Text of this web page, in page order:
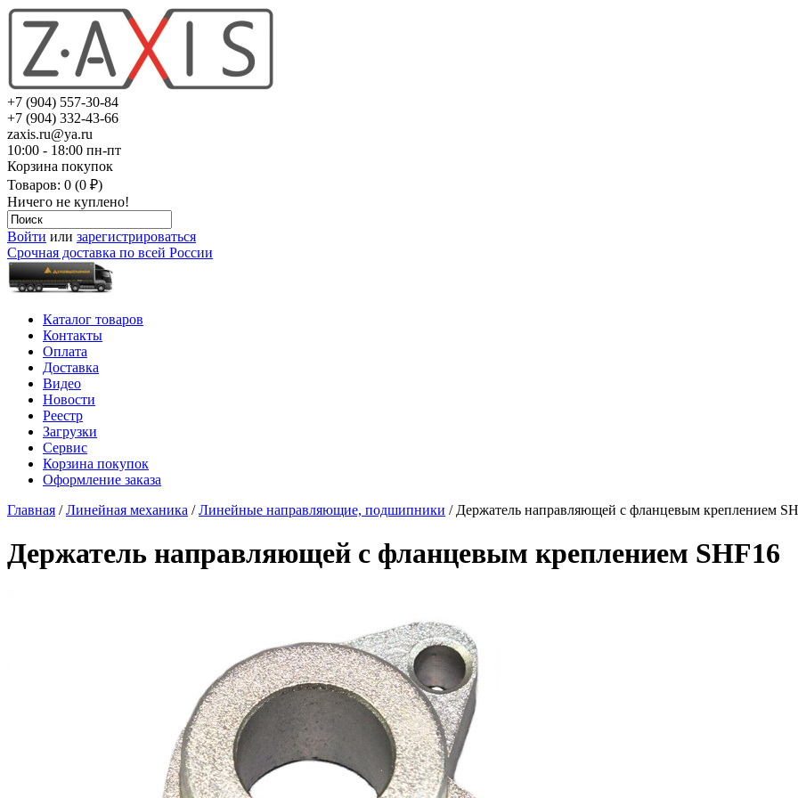
+7 (904) 557-30-84
+7 (904) 332-43-66
zaxis.ru@ya.ru
10:00 - 18:00 пн-пт
Корзина покупок
Товаров: 0 (0 ₽)
Ничего не куплено!
Войти или зарегистрироваться
Срочная доставка по всей России
Каталог товаров
Контакты
Оплата
Доставка
Видео
Новости
Реестр
Загрузки
Сервис
Корзина покупок
Оформление заказа
Главная /Линейная механика /Линейные направляющие, подшипники / Держатель направляющей с фланцевым креплением
Держатель направляющей с фланцевым креплением SHF16